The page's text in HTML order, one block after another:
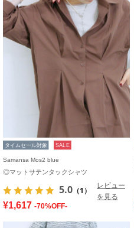
タイムセール対象 SALE
Samansa Mos2 blue
◎マットサテンタックシャツ
5.0 （1）
レビュー
を見る
¥1,617 -70%OFF-